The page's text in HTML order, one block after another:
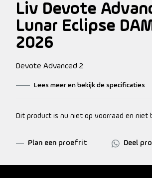
Liv Devote
Lunar Eclipse
2026
Devote Advanced 2
Lees meer en bekijk de specificaties
Dit product is nu niet op voorraad en niet
Plan een proefrit Deel